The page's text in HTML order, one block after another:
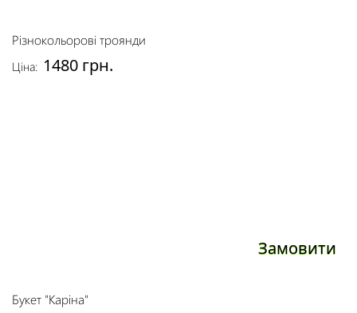
Різнокольорові троянди
Ціна: 1480 грн.
Замовити
Букет "Каріна"